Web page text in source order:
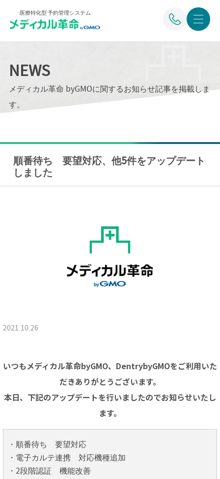
医療特化型 予約管理システム
NEWS
メディカル革命 byGMOに関するお知らせ記事を掲載しま
す。
順番待ち 要望対応、他5件をアップデート
しました
2021.10.26
いつもメディカル革命byGMO、DentrybyGMOをご利用いた
だきありがとうございます。
本日、下記のアップデートを行いましたのでお知らせいたし
ます。
・順番待ち 要望対応
・電子カルテ連携 対応機種追加
・2段階認証 機能改善